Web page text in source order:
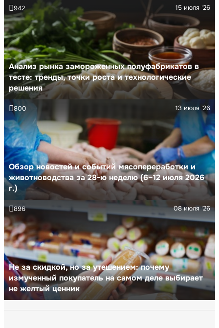
Анализ рынка замороженных полуфабрикатов в
тесте: тренды, точки роста и технологические
решения
15 июля '26
942
Обзор новостей и событий мясопереработки и
животноводства за 28-ю неделю (6–12 июля 2026
г.)
13 июля '26
800
Не за скидкой, но за утешением: почему
измученный покупатель на самом деле выбирает
не желтый ценник
08 июля '26
896